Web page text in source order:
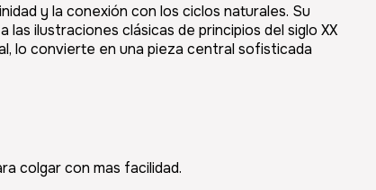
y la conexión con los ciclos naturales. Su
ilustraciones clásicas de principios del siglo XX
lo convierte en una pieza central sofisticada
colgar con mas facilidad.